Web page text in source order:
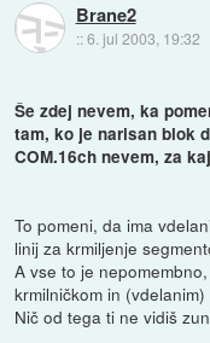
Brane2
::6. jul 2003, 19:32
Še zdej nevem, ka
tam, ko je narisan blok
COM.16ch nevem, za
To pomeni, da ima
linij za krmiljenje
A vse to je
krmilničkom in
Nič od tega ti ne vidiš